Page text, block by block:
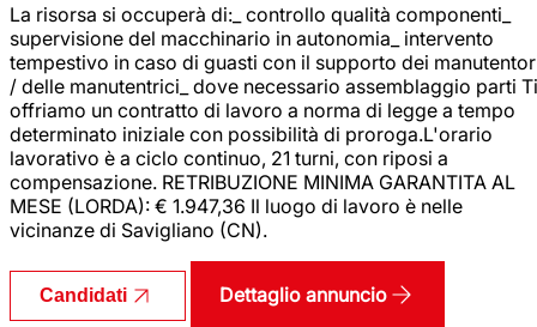
La risorsa si occuperà di:_ controllo qualità componenti_
supervisione del macchinario in autonomia_ intervento
tempestivo in caso di guasti con il supporto dei
/ delle manutentrici_ dove necessario assemblaggio parti Ti
offriamo un contratto di lavoro a norma di legge a tempo
determinato iniziale con possibilità di proroga.L'orario
lavorativo è a ciclo continuo, 21 turni, con riposi a
compensazione. RETRIBUZIONE MINIMA GARANTITA AL
MESE (LORDA): € 1.947,36 Il luogo di lavoro è nelle
vicinanze di Savigliano (CN).
Candidati Dettaglio annuncio